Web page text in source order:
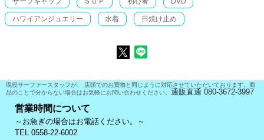
ハワイアンジュエリー 水着 日焼け止め
現役サーファースタッフが、 店頭でのお買物と同じように対応させていただいております。商
品のことで分からない場合はお気軽にお問い合わせください。 通販直通 080-3672-3997
営業時間について
～お急ぎの場合はお電話ください。～
TEL 0558-22-6002